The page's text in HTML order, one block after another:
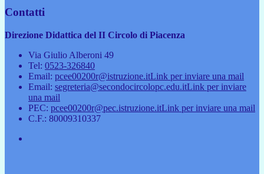
Contatti
Direzione Didattica del II Circolo di Piacenza
Via Giulio Alberoni 49
Tel: 0523-326840
Email: pcee00200r@istruzione.itLink per inviare una mail
Email: segreteria@secondocircolopc.edu.itLink per inviare
una mail
PEC: pcee00200r@pec.istruzione.itLink per inviare una mail
C.F.: 80009310337